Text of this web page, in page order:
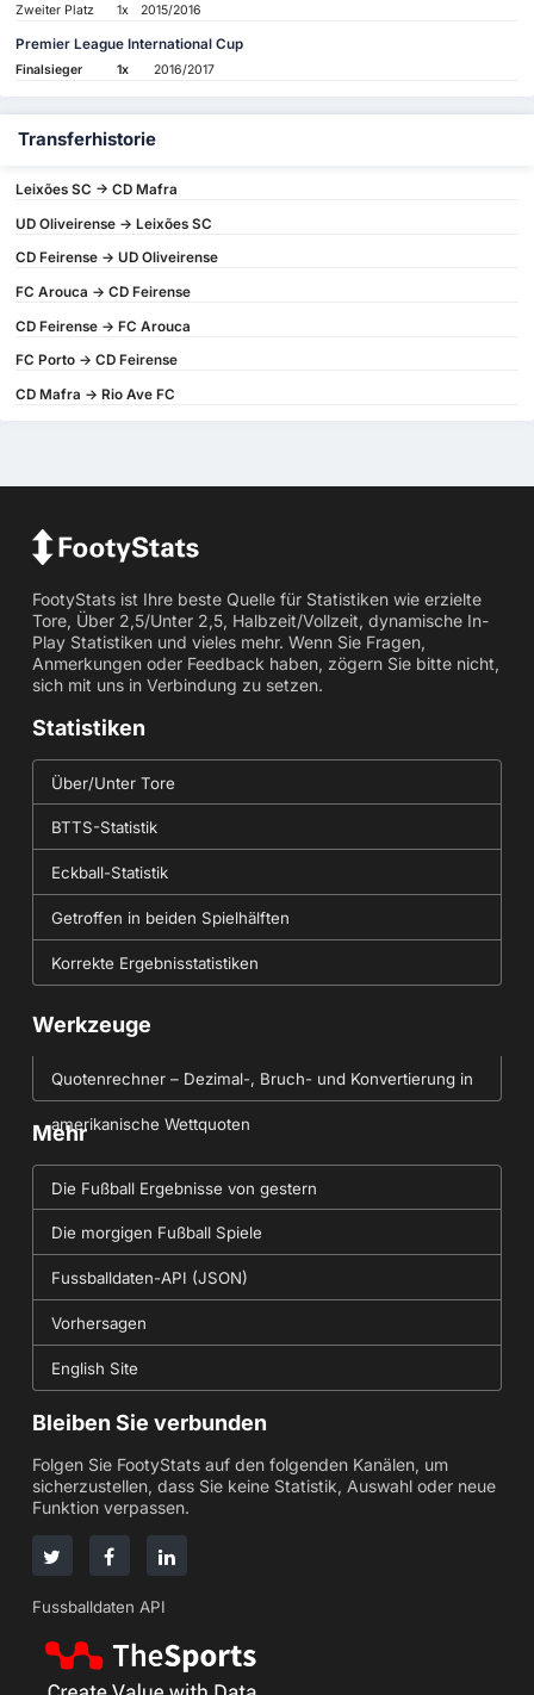
Zweiter Platz 1x 2015/2016
Premier League International Cup
Finalsieger 1x 2016/2017
Transferhistorie
Leixões SC -> CD Mafra
UD Oliveirense -> Leixões SC
CD Feirense -> UD Oliveirense
FC Arouca -> CD Feirense
CD Feirense -> FC Arouca
FC Porto -> CD Feirense
CD Mafra -> Rio Ave FC
FootyStats ist Ihre beste Quelle für Statistiken wie erzielte
Tore, Über 2,5/Unter 2,5, Halbzeit/Vollzeit, dynamische In-
Play Statistiken und vieles mehr. Wenn Sie Fragen,
Anmerkungen oder Feedback haben, zögern Sie bitte nicht,
sich mit uns in Verbindung zu setzen.
Statistiken
Über/Unter Tore
BTTS-Statistik
Eckball-Statistik
Getroffen in beiden Spielhälften
Korrekte Ergebnisstatistiken
Werkzeuge
Quotenrechner – Dezimal-, Bruch- und Konvertierung in
amerikanische Wettquoten
Mehr
Die Fußball Ergebnisse von gestern
Die morgigen Fußball Spiele
Fussballdaten-API (JSON)
Vorhersagen
English Site
Bleiben Sie verbunden
Folgen Sie FootyStats auf den folgenden Kanälen, um
sicherzustellen, dass Sie keine Statistik, Auswahl oder neue
Funktion verpassen.
Fussballdaten API